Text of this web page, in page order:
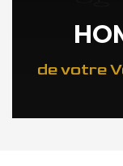
de votre